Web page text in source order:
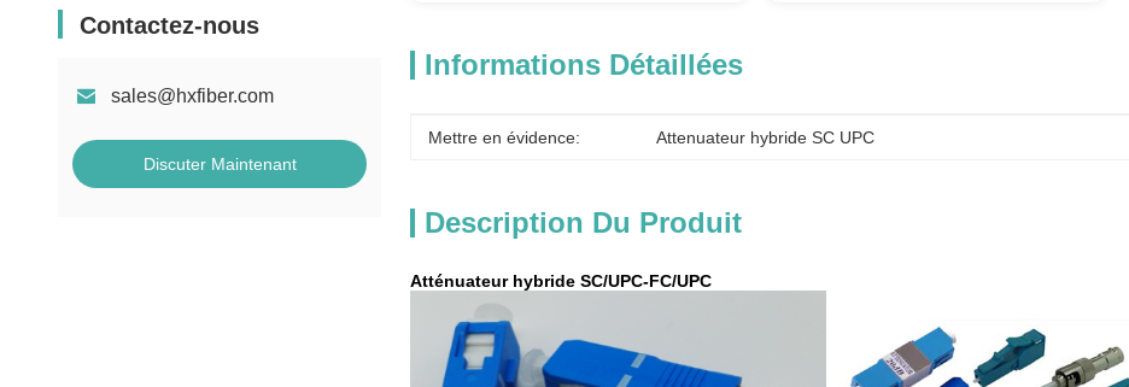
Contactez-nous
sales@hxfiber.com
Discuter Maintenant
Informations Détaillées
Mettre en évidence: Attenuateur hybride SC UPC
Description Du Produit
Atténuateur hybride SC/UPC-FC/UPC